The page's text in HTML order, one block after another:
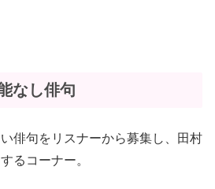
なし俳句
俳句をリスナーから募集し、田村
るコーナー。